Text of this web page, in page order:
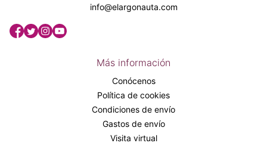
info@elargonauta.com
Más información
Conócenos
Política de cookies
Condiciones de envío
Gastos de envío
Visita virtual